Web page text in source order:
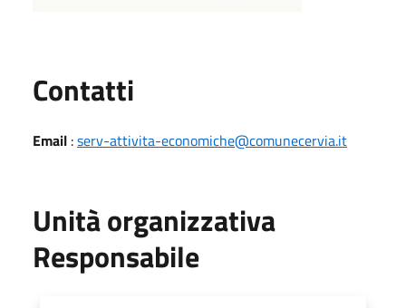
Contatti
Email :serv-attivita-economiche@comunecervia.it
Unità organizzativa
Responsabile